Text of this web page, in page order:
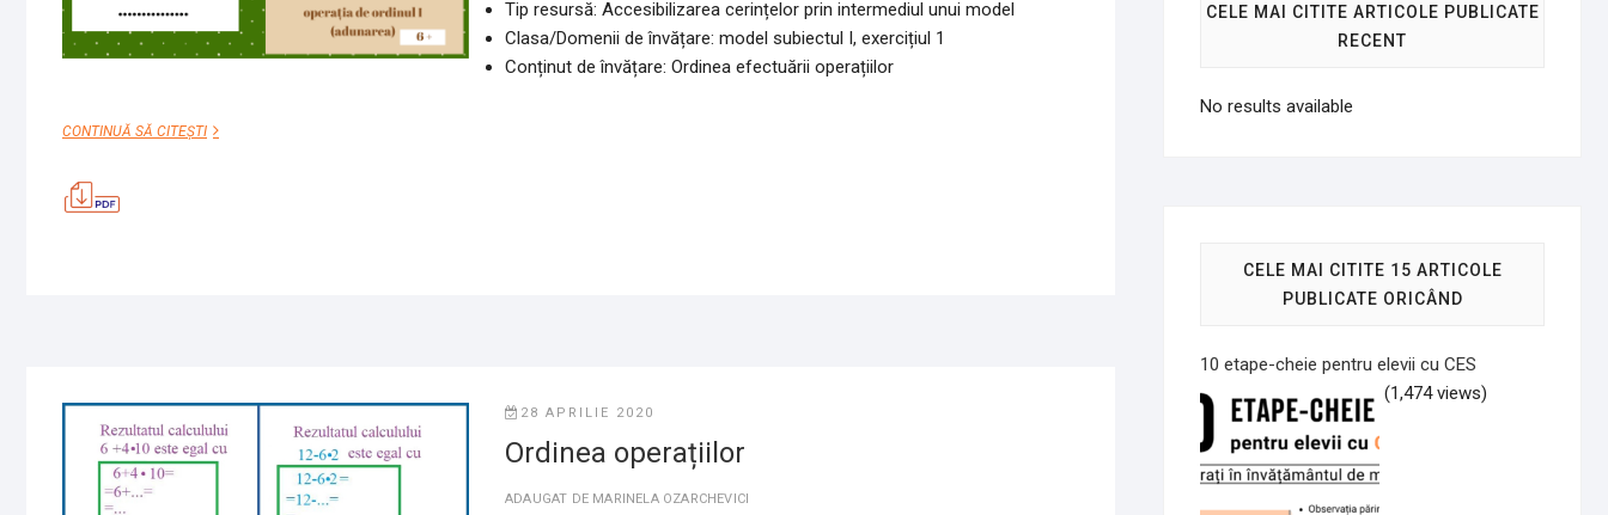
Tip resursă: Accesibilizarea cerințelor prin intermediul unui model
Clasa/Domenii de învățare: model subiectul I, exercițiul 1
Conținut de învățare: Ordinea efectuării operațiilor
CONTINUĂ SĂ CITEȘTIORDINEA
28 APRILIE 2020
Ordinea operațiilor
ADAUGAT DE MARINELA OZARCHEVICI
CELE MAI CITITE ARTICOLE PUBLICATE
RECENT
No results available
CELE MAI CITITE 15 ARTICOLE
PUBLICATE ORICÂND
10 etape-cheie pentru elevii cu CES
(1,474 views)